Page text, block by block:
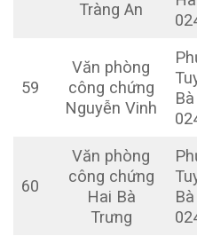
Tràng An
59
Văn phòng
công chứng
Nguyễn Vinh
60
Văn phòng
công chứng
Hai Bà
Trưng